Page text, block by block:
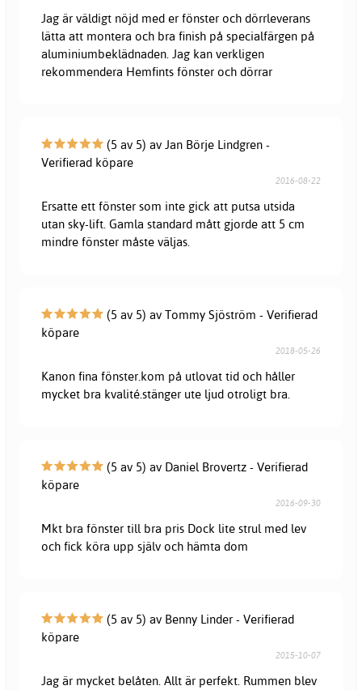
Jag är väldigt nöjd med er fönster och dörrleverans
lätta att montera och bra finish på specialfärgen på
aluminiumbeklädnaden. Jag kan verkligen
rekommendera Hemfints fönster och dörrar
(5 av 5) av Jan Börje Lindgren -
Verifierad köpare
2016-08-22
Ersatte ett fönster som inte gick att putsa utsida
utan sky-lift. Gamla standard mått gjorde att 5 cm
mindre fönster måste väljas.
(5 av 5) av Tommy Sjöström - Verifierad
köpare
2018-05-26
Kanon fina fönster.kom på utlovat tid och håller
mycket bra kvalité.stänger ute ljud otroligt bra.
(5 av 5) av Daniel Brovertz - Verifierad
köpare
2016-09-30
Mkt bra fönster till bra pris Dock lite strul med lev
och fick köra upp själv och hämta dom
(5 av 5) av Benny Linder - Verifierad
köpare
2015-10-07
Jag är mycket belåten. Allt är perfekt. Rummen blev